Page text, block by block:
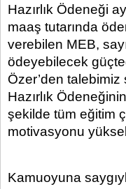
Hazırlık Ödeneği
maaş tutarında
verebilen MEB,
ödeyebilecek
Özer’den
Hazırlık
şekilde tüm eğitim
motivasyonu
Kamuoyuna